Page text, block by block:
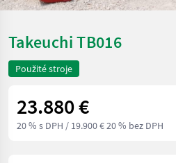
Takeuchi TB016
Použité stroje
23.880 €
20 % s DPH / 19.900 € 20 % bez DPH